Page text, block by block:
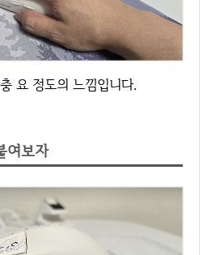
충 요 정도의 느낌입니다.
여보자